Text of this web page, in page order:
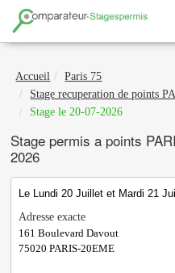
Accueil
Paris 75
Stage recuperation de points
Stage le 20-07-2026
Stage permis a points
2026
Le Lundi 20 Juillet et Mardi 21
Adresse exacte
161 Boulevard Davout
75020 PARIS-20EME